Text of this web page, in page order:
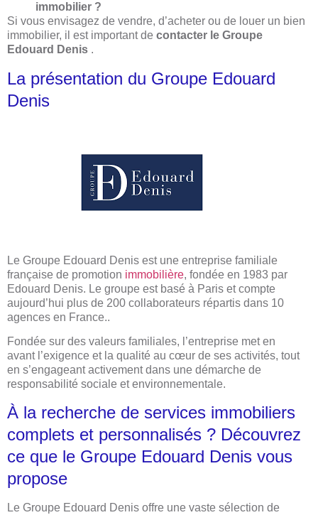
immobilier ?
Si vous envisagez de vendre, d’acheter ou de louer un bien
immobilier, il est important de contacter le Groupe
Edouard Denis .
La présentation du Groupe Edouard
Denis
Le Groupe Edouard Denis est une entreprise familiale
française de promotion immobilière, fondée en 1983 par
Edouard Denis. Le groupe est basé à Paris et compte
aujourd’hui plus de 200 collaborateurs répartis dans 10
agences en France..
Fondée sur des valeurs familiales, l’entreprise met en
avant l’exigence et la qualité au cœur de ses activités, tout
en s’engageant activement dans une démarche de
responsabilité sociale et environnementale.
À la recherche de services immobiliers
complets et personnalisés ? Découvrez
ce que le Groupe Edouard Denis vous
propose
Le Groupe Edouard Denis offre une vaste sélection de